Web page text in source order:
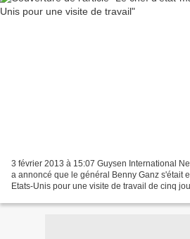
3 février 2013 à 15:07 Guysen International
a annoncé que le général Benny Ganz s'était
Etats-Unis pour une visite de travail de cinq